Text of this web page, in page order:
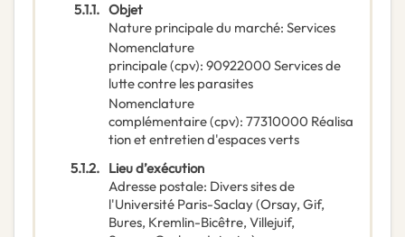
5.1.1. Objet
Nature principale du marché: Services
Nomenclature
principale(cpv): 90922000 Services de
lutte contre les parasites
Nomenclature
complémentaire(cpv): 77310000 Réalisa
tion et entretien d'espaces verts
5.1.2. Lieu d’exécution
Adresse postale: Divers sites de
l'Université Paris-Saclay (Orsay, Gif,
Bures, Kremlin-Bicêtre, Villejuif,